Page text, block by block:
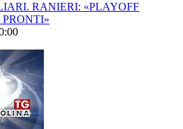
RANIERI: «PLAYOFF